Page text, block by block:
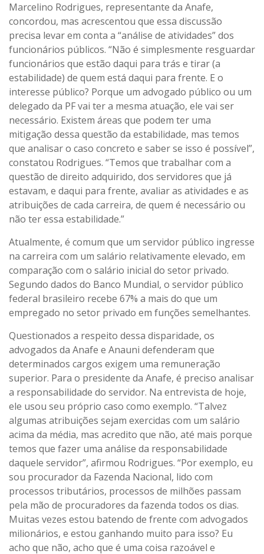
Marcelino Rodrigues, representante da Anafe,
concordou, mas acrescentou que essa discussão
precisa levar em conta a “análise de atividades” dos
funcionários públicos. “Não é simplesmente resguardar
funcionários que estão daqui para trás e tirar (a
estabilidade) de quem está daqui para frente. E o
interesse público? Porque um advogado público ou um
delegado da PF vai ter a mesma atuação, ele vai ser
necessário. Existem áreas que podem ter uma
mitigação dessa questão da estabilidade, mas temos
que analisar o caso concreto e saber se isso é possível”,
constatou Rodrigues. “Temos que trabalhar com a
questão de direito adquirido, dos servidores que já
estavam, e daqui para frente, avaliar as atividades e as
atribuições de cada carreira, de quem é necessário ou
não ter essa estabilidade.”
Atualmente, é comum que um servidor público ingresse
na carreira com um salário relativamente elevado, em
comparação com o salário inicial do setor privado.
Segundo dados do Banco Mundial, o servidor público
federal brasileiro recebe 67% a mais do que um
empregado no setor privado em funções semelhantes.
Questionados a respeito dessa disparidade, os
advogados da Anafe e Anauni defenderam que
determinados cargos exigem uma remuneração
superior. Para o presidente da Anafe, é preciso analisar
a responsabilidade do servidor. Na entrevista de hoje,
ele usou seu próprio caso como exemplo. “Talvez
algumas atribuições sejam exercidas com um salário
acima da média, mas acredito que não, até mais porque
temos que fazer uma análise da responsabilidade
daquele servidor”, afirmou Rodrigues. “Por exemplo, eu
sou procurador da Fazenda Nacional, lido com
processos tributários, processos de milhões passam
pela mão de procuradores da fazenda todos os dias.
Muitas vezes estou batendo de frente com advogados
milionários, e estou ganhando muito para isso? Eu
acho que não, acho que é uma coisa razoável e